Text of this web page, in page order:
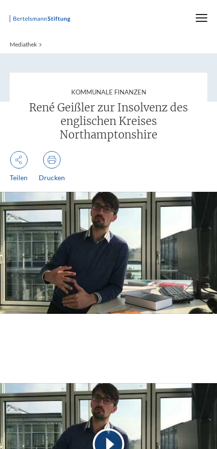
Startseite
Mediathek
KOMMUNALE FINANZEN:
René Geißler zur Insolvenz des
englischen Kreises
Northamptonshire
Teilen Drucken